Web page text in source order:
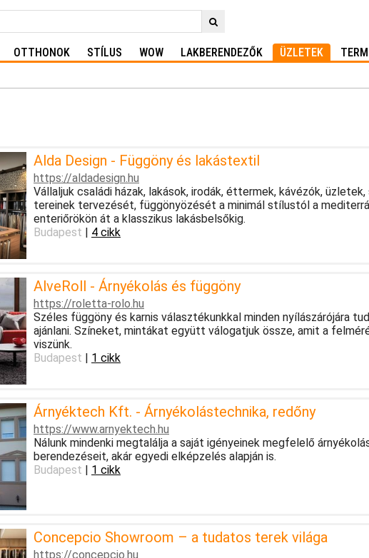
OTTHONOK STÍLUS WOW LAKBERENDEZŐK ÜZLETEK
Alda Design - Függöny és lakástextil
https://aldadesign.hu
Vállaljuk családi házak, lakások, irodák, éttermek, kávézók,
tereinek tervezését, függönyözését a minimál stílustól a
enteriőrökön át a klasszikus lakásbelsőkig.
Budapest | 4 cikk
AlveRoll - Árnyékolás és függöny
https://roletta-rolo.hu
Széles függöny és karnis választékunkkal minden nyílászárójára
ajánlani. Színeket, mintákat együtt válogatjuk össze, amit a
viszünk.
Budapest | 1 cikk
Árnyéktech Kft. - Árnyékolástechnika, redőny
https://www.arnyektech.hu
Nálunk mindenki megtalálja a saját igényeinek megfelelő
berendezéseit, akár egyedi elképzelés alapján is.
Budapest | 1 cikk
Concepcio Showroom – a tudatos terek világa
https://concepcio.hu